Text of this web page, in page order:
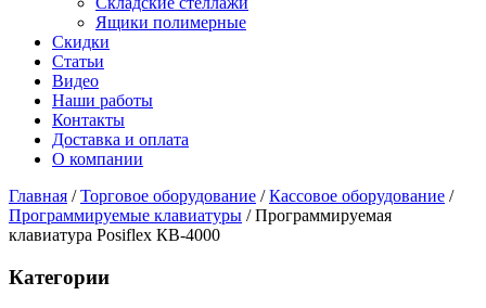
Ящики полимерные
Скидки
Статьи
Видео
Наши работы
Контакты
Доставка и оплата
О компании
Главная / Торговое оборудование / Кассовое оборудование /
Программируемые клавиатуры / Программируемая
клавиатура Posiflex КВ-4000
Категории